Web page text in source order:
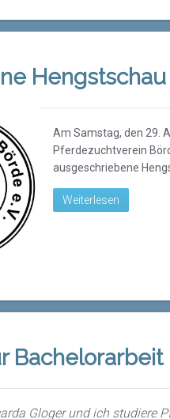
Am Samstag, den 29.
Pferdezuchtverein
ausgeschriebene
Weiterlesen
Bachelorarbeit
Gloger und ich studiere